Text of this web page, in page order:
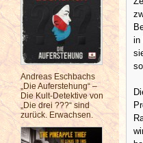
Andreas Eschbachs
„Die Auferstehung“ –
Die Kult-Detektive von
„Die drei ???“ sind
zurück. Erwachsen.
in